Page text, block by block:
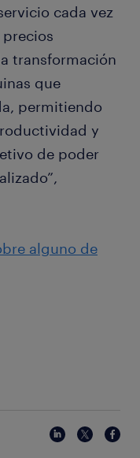
cada vez
transformación
que
permitiendo
y
de poder
alguno de